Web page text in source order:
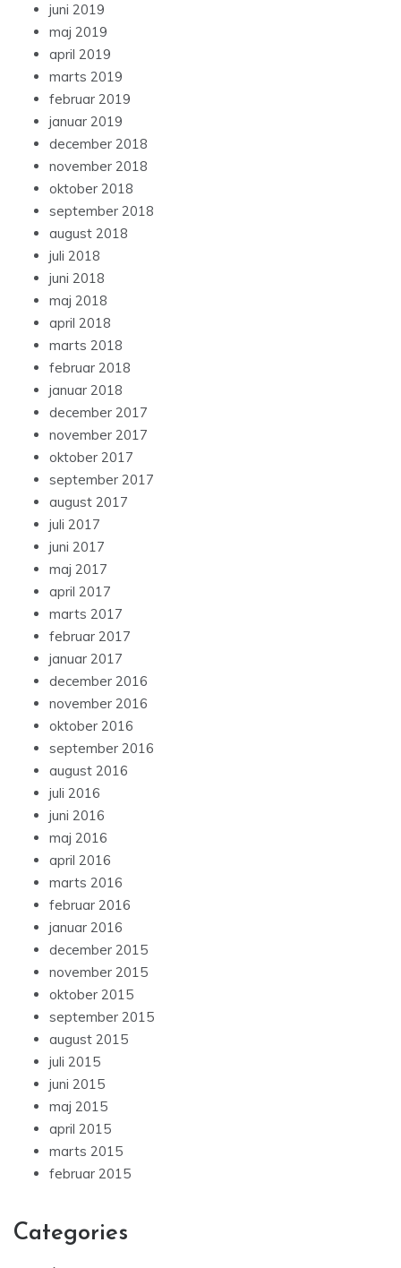
juni 2019
maj 2019
april 2019
marts 2019
februar 2019
januar 2019
december 2018
november 2018
oktober 2018
september 2018
august 2018
juli 2018
juni 2018
maj 2018
april 2018
marts 2018
februar 2018
januar 2018
december 2017
november 2017
oktober 2017
september 2017
august 2017
juli 2017
juni 2017
maj 2017
april 2017
marts 2017
februar 2017
januar 2017
december 2016
november 2016
oktober 2016
september 2016
august 2016
juli 2016
juni 2016
maj 2016
april 2016
marts 2016
februar 2016
januar 2016
december 2015
november 2015
oktober 2015
september 2015
august 2015
juli 2015
juni 2015
maj 2015
april 2015
marts 2015
februar 2015
Categories